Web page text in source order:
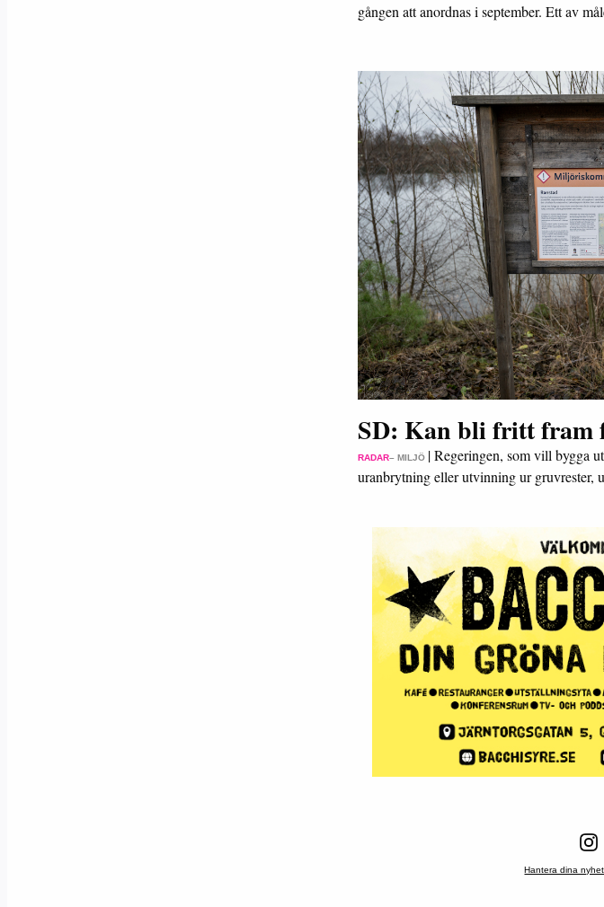
gången att anordnas i september. Ett av
SD: Kan bli fritt fram
RADAR– MILJÖ |Regeringen, som vill bygga
uranbrytning eller utvinning ur
Hantera dina